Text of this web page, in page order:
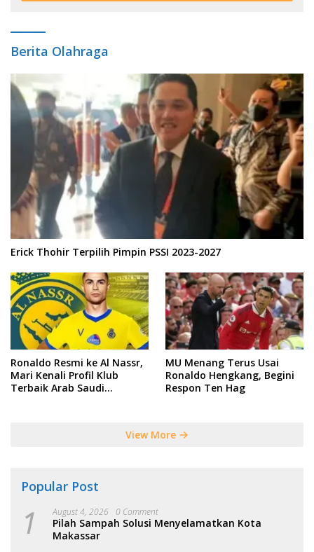
Berita Olahraga
Erick Thohir Terpilih Pimpin PSSI 2023-2027
Ronaldo Resmi ke Al Nassr,
Mari Kenali Profil Klub
Terbaik Arab Saudi
MU Menang Terus Usai
Ronaldo Hengkang, Begini
Respon Ten Hag
View More
Popular Post
1 August 4, 2026 0 Comment
Pilah Sampah Solusi Menyelamatkan Kota
Makassar